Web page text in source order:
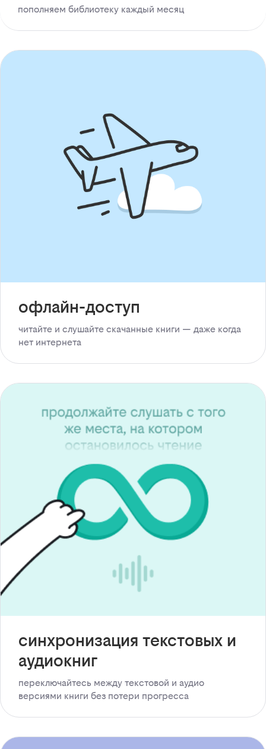
пополняем библиотеку каждый месяц
офлайн-доступ
читайте и слушайте скачанные книги — даже когда
нет интернета
синхронизация текстовых и
аудиокниг
переключайтесь между текстовой и аудио
версиями книги без потери прогресса